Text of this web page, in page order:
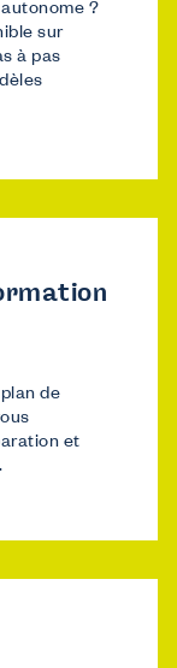
?
sur
à pas
de
et